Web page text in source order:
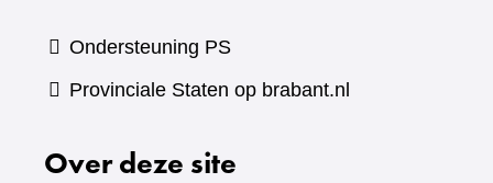
Ondersteuning PS
Provinciale Staten op brabant.nl
Over deze site